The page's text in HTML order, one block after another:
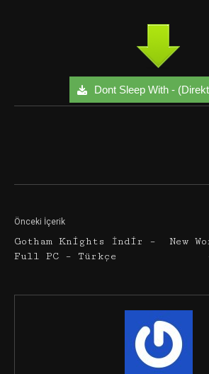
Dont Sleep With -
Önceki İçerik
Gotham Knights İndir –
Full PC – Türkçe
New